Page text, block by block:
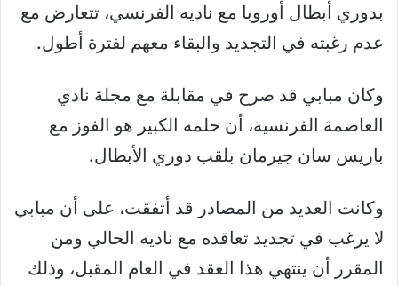
بدوري أبطال أوروبا مع ناديه الفرنسي، تتعارض مع
عدم رغبته في التجديد والبقاء معهم لفترة أطول.
وكان مبابي قد صرح في مقابلة مع مجلة نادي
العاصمة الفرنسية، أن حلمه الكبير هو الفوز مع
باريس سان جيرمان بلقب دوري الأبطال.
وكانت العديد من المصادر قد أتفقت، على أن مبابي
لا يرغب في تجديد تعاقده مع ناديه الحالي ومن
المقرر أن ينتهي هذا العقد في العام المقبل، وذلك